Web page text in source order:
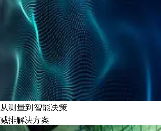
从测量到智能决策
减排解决方案